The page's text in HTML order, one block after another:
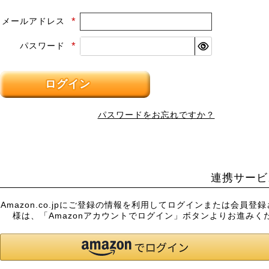
メールアドレス
(必
須)
パスワード
(必
ログイン
パスワードをお忘れですか？
連携サー
Amazon.co.jpにご登録の情報を利用してログインまたは会員登録
様は、「Amazonアカウントでログイン」ボタンよりお進みく